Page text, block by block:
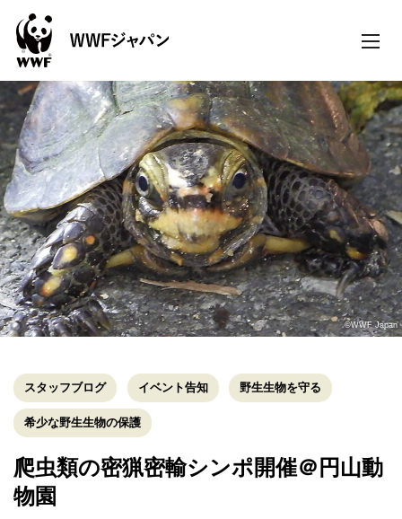
toggle
©WWF Japan
スタッフブログ イベント告知 野生生物を守る
希少な野生生物の保護
爬虫類の密猟密輸シンポ開催＠円山動
物園